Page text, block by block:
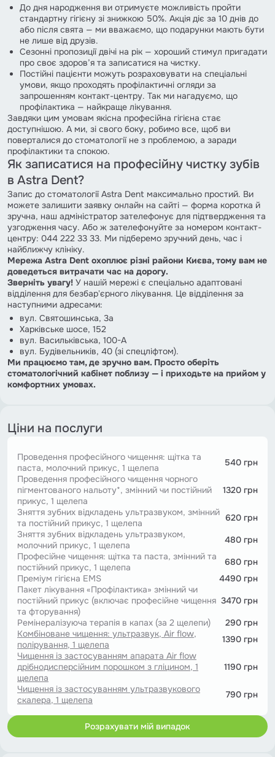
До дня народження ви отримуєте можливість пройти
стандартну гігієну зі знижкою 50%. Акція діє за 10 днів до
або після свята — ми вважаємо, що подарунки мають бути
не лише від друзів.
Сезонні пропозиції двічі на рік — хороший стимул пригадати
про своє здоров’я та записатися на чистку.
Постійні пацієнти можуть розраховувати на спеціальні
умови, якщо проходять профілактичні огляди за
запрошенням контакт-центру. Так ми нагадуємо, що
профілактика — найкраще лікування.
Завдяки цим умовам якісна професійна гігієна стає
доступнішою. А ми, зі свого боку, робимо все, щоб ви
поверталися до стоматології не з проблемою, а заради
профілактики та спокою.
Як записатися на професійну чистку зубів
в Astra Dent?
Запис до стоматології Astra Dent максимально простий. Ви
можете залишити заявку онлайн на сайті — форма коротка й
зручна, наш адміністратор зателефонує для підтвердження та
узгодження часу. Або ж зателефонуйте за номером контакт-
центру: 044 222 33 33. Ми підберемо зручний день, час і
найближчу клініку.
Мережа Astra Dent охоплює різні райони Києва, тому вам не
доведеться витрачати час на дорогу.
Зверніть увагу! У нашій мережі є спеціально адаптовані
відділення для безбарʼєрного лікування. Це відділення за
наступними адресами:
вул. Святошинська, 3а
Харківське шосе, 152
вул. Васильківська, 100-А
вул. Будівельників, 40 (зі спецліфтом).
Ми працюємо там, де зручно вам. Просто оберіть
стоматологічний кабінет поблизу — і приходьте на прийом у
комфортних умовах.
Ціни на послуги
Проведення професійного чищення: щітка та
паста, молочний прикус, 1 щелепа
540 грн
Проведення професійного чищення чорного
пігментованого нальоту*, змінний чи постійний
прикус, 1 щелепа
1320 грн
Зняття зубних відкладень ультразвуком, змінний
та постійний прикус, 1 щелепа
620 грн
Зняття зубних відкладень ультразвуком,
молочний прикус, 1 щелепа
480 грн
Професійне чищення: щітка та паста, змінний та
постійний прикус, 1 щелепа
680 грн
Преміум гігієна EMS
4490 грн
Пакет лікування «Профілактика» змінний чи
постійний прикус (включає професійне чищення
та фторування)
3470 грн
Ремінералізуюча терапія в капах (за 2 щелепи)
290 грн
Комбіноване чищення: ультразвук, Air flow,
полірування, 1 щелепа
1390 грн
Чищення із застосуванням апарата Air flow
дрібнодисперсійним порошком з гліцином, 1
щелепа
1190 грн
Чищення із застосуванням ультразвукового
скалера, 1 щелепа
790 грн
Розрахувати мій випадок